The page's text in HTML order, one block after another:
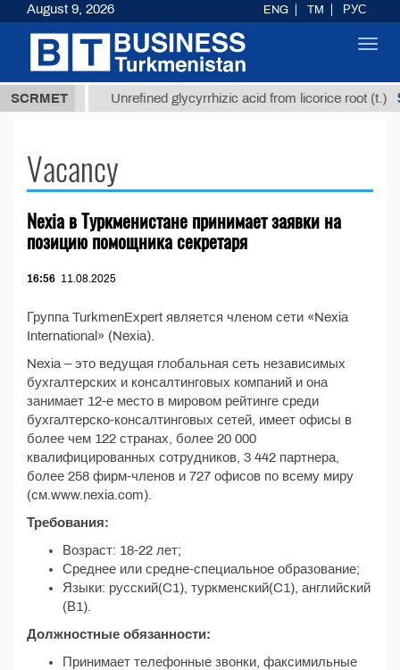
SCRMET
37,8 ТМТ Unrefined glycyrrhizic acid from licorice root (t.)
Vacancy
Nexia в Туркменистане принимает заявки на
позицию помощника секретаря
16:56 11.08.2025
Группа TurkmenExpert является членом сети «Nexia
International» (Nexia).
Nexia – это ведущая глобальная сеть независимых
бухгалтерских и консалтинговых компаний и она
занимает 12-е место в мировом рейтинге среди
бухгалтерско-консалтинговых сетей, имеет офисы в
более чем 122 странах, более 20 000
квалифицированных сотрудников, 3 442 партнера,
более 258 фирм-членов и 727 офисов по всему миру
(см.www.nexia.com).
Требования:
Возраст: 18-22 лет;
Среднее или средне-специальное образование;
Языки: русский(C1), туркменский(C1), английский
(В1).
Должностные обязанности:
Принимает телефонные звонки, факсимильные
August 9, 2026 ENG TM РУС